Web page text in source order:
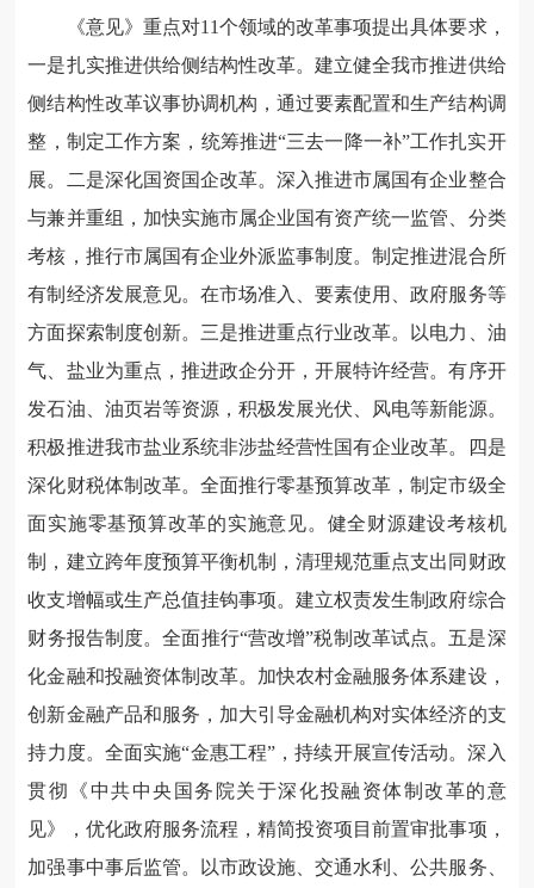
《意见》重点对11个领域的改革事项提出具体要求，
一是扎实推进供给侧结构性改革。建立健全我市推进供给
侧结构性改革议事协调机构，通过要素配置和生产结构调
整，制定工作方案，统筹推进“三去一降一补”工作扎实开
展。二是深化国资国企改革。深入推进市属国有企业整合
与兼并重组，加快实施市属企业国有资产统一监管、分类
考核，推行市属国有企业外派监事制度。制定推进混合所
有制经济发展意见。在市场准入、要素使用、政府服务等
方面探索制度创新。三是推进重点行业改革。以电力、油
气、盐业为重点，推进政企分开，开展特许经营。有序开
发石油、油页岩等资源，积极发展光伏、风电等新能源。
积极推进我市盐业系统非涉盐经营性国有企业改革。四是
深化财税体制改革。全面推行零基预算改革，制定市级全
面实施零基预算改革的实施意见。健全财源建设考核机
制，建立跨年度预算平衡机制，清理规范重点支出同财政
收支增幅或生产总值挂钩事项。建立权责发生制政府综合
财务报告制度。全面推行“营改增”税制改革试点。五是深
化金融和投融资体制改革。加快农村金融服务体系建设，
创新金融产品和服务，加大引导金融机构对实体经济的支
持力度。全面实施“金惠工程”，持续开展宣传活动。深入
贯彻《中共中央国务院关于深化投融资体制改革的意
见》，优化政府服务流程，精简投资项目前置审批事项，
加强事中事后监管。以市政设施、交通水利、公共服务、